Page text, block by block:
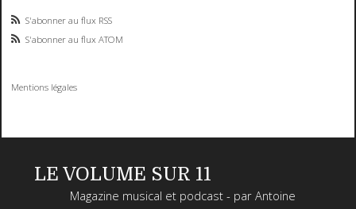
S'abonner au flux RSS
S'abonner au flux ATOM
Mentions légales
LE VOLUME SUR 11
Magazine musical et podcast - par Antoine